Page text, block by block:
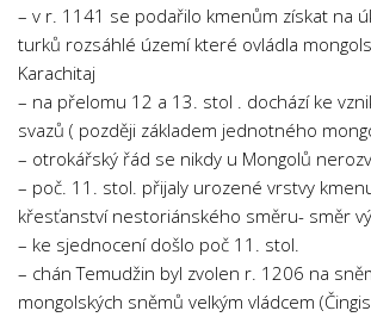
Zeměpis
– v r. 1141 se podařilo kmenům získat na
turků rozsáhlé území které ovládla
Karachitaj
– na přelomu 12 a 13. stol . dochází ke
svazů ( později základem jednotného
– otrokářský řád se nikdy u Mongolů
– poč. 11. stol. přijaly urozené vrstvy
křesťanství nestoriánského směru- směr
– ke sjednocení došlo poč 11. stol.
– chán Temudžin byl zvolen r. 1206 na
mongolských sněmů velkým vládcem